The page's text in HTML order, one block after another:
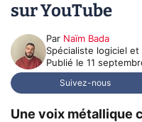
sur YouTube
Par Naïm Bada
Spécialiste logiciel
Publié le 11
Suivez-nous
Une voix métallique